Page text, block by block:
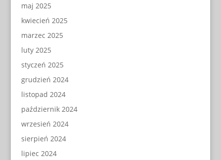
maj 2025
kwiecień 2025
marzec 2025
luty 2025
styczeń 2025
grudzień 2024
listopad 2024
październik 2024
wrzesień 2024
sierpień 2024
lipiec 2024